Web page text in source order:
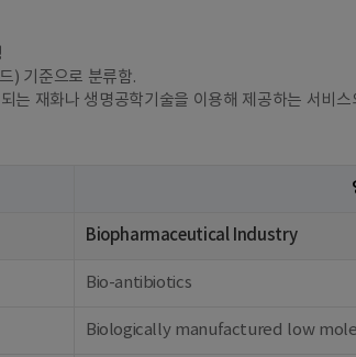
) 기준으로 분류함.
는 재화나 생명공학기술을 이용해 제공하는 서비
Biopharmaceutical Industry
Bio-antibiotics
Biologically manufactured low